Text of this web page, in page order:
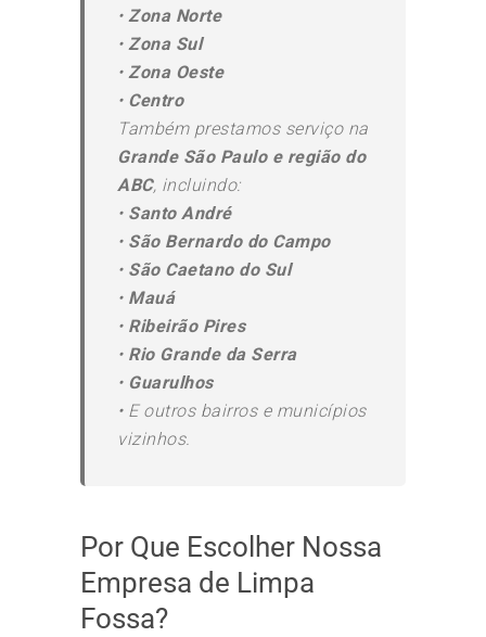
• Zona Norte
• Zona Sul
• Zona Oeste
• Centro
Também prestamos serviço na
Grande São Paulo e região do
ABC, incluindo:
• Santo André
• São Bernardo do Campo
• São Caetano do Sul
• Mauá
• Ribeirão Pires
• Rio Grande da Serra
• Guarulhos
• E outros bairros e municípios
vizinhos.
Por Que Escolher Nossa
Empresa de Limpa
Fossa?